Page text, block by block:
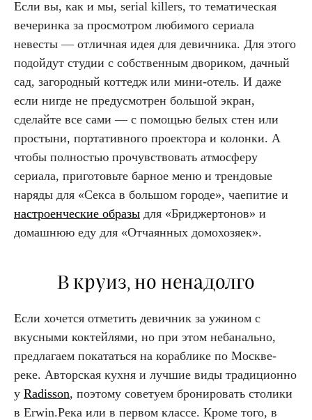
Если вы, как и мы, serial killers, то тематическая
вечеринка за просмотром любимого сериала
невесты — отличная идея для девичника. Для этого
подойдут студии с собственным двориком, дачный
сад, загородный коттедж или мини-отель. И даже
если нигде не предусмотрен большой экран,
сделайте все сами — с помощью белых стен или
простыни, портативного проектора и колонки. А
чтобы полностью прочувствовать атмосферу
сериала, приготовьте барное меню и трендовые
наряды для «Секса в большом городе», чаепитие и
настроенческие образы для «Бриджертонов» и
домашнюю еду для «Отчаянных домохозяек».
В круиз, но ненадолго
Если хочется отметить девичник за ужином с
вкусными коктейлями, но при этом небанально,
предлагаем покататься на кораблике по Москве-
реке. Авторская кухня и лучшие виды традиционно
у Radisson, поэтому советуем бронировать столики
в Erwin.Река или в первом классе. Кроме того, в